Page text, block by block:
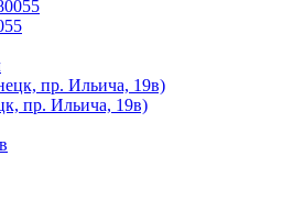
пр. Ильича, 19в)